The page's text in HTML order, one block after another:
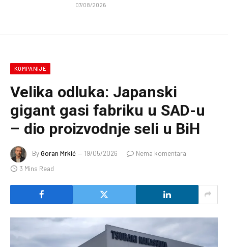
07/08/2026
KOMPANIJE
Velika odluka: Japanski
gigant gasi fabriku u SAD-u
– dio proizvodnje seli u BiH
ByGoran Mrkić 19/05/2026
Nema komentara
3 Mins Read